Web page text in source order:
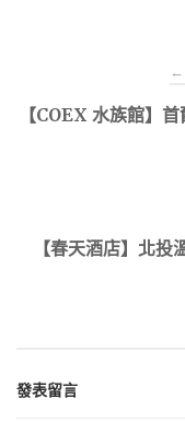
navigation
←
【COEX 水族館】
【春天酒店】北
發表留言